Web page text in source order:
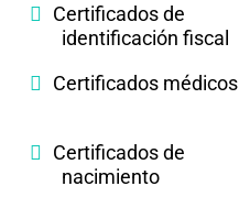
Certificados de
identificación fiscal
Certificados médicos
Certificados de
nacimiento